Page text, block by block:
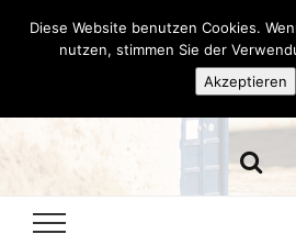
Diese Website benutzen Cookies.
nutzen, stimmen Sie der
Akzeptieren